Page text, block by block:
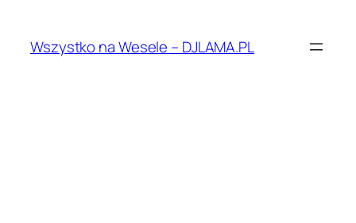
treściWszystko na Wesele – DJLAMA.PL